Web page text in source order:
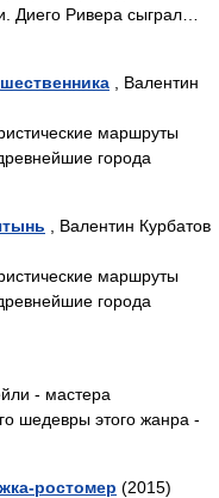
Диего Ривера сыграл…
, Валентин
маршруты
города
, Валентин Курбатов
маршруты
города
- мастера
шедевры этого жанра -
ростомер (2015)